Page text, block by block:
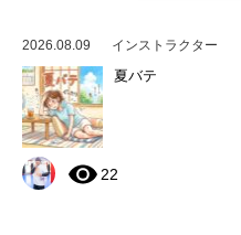
2026.08.09 インストラクター
夏バテ
22